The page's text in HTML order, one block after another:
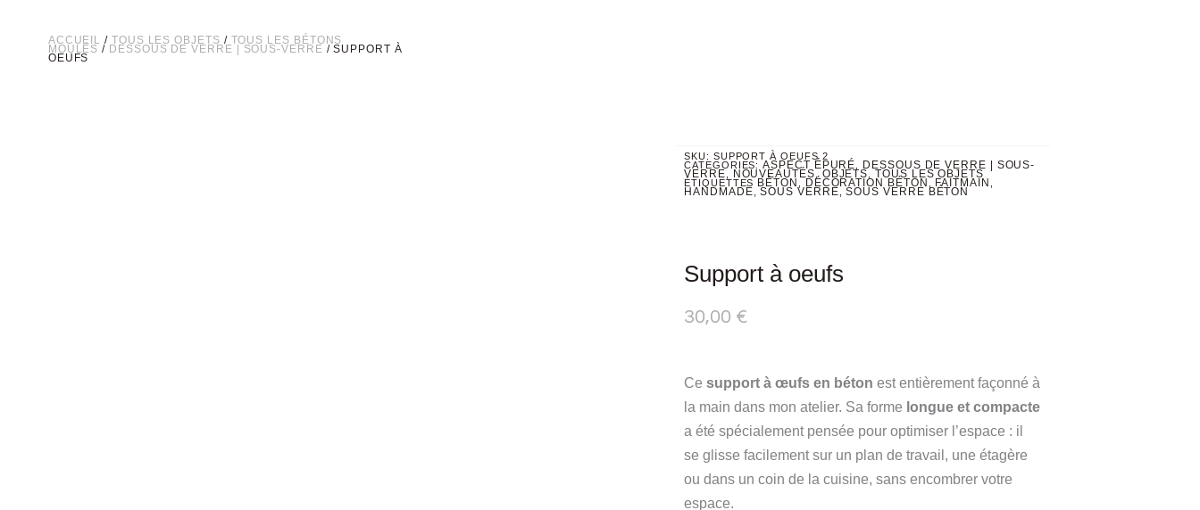
ACCUEIL / TOUS LES OBJETS / TOUS LES BÉTONS
MOULÉS / DESSOUS DE VERRE | SOUS-VERRE / SUPPORT À
OEUFS
SKU: SUPPORT À OEUFS 2
CATEGORIES: ASPECT ÉPURÉ DESSOUS DE VERRE | SOUS-
VERRE NOUVEAUTÉS , OBJETS ,TOUS LES OBJETS
ÉTIQUETTES BÉTON DÉCORATION BÉTON FAITMAIN
HANDMADE ,SOUS VERRE ,SOUS VERRE BÉTON
Support à oeufs
30,00 €
Cesupport à œufs en béton est entièrement façonné à
la main dans mon atelier. Sa forme longue et compacte
a été spécialement pensée pour optimiser l’espace : il
se glisse facilement sur un plan de travail, une étagère
ou dans un coin de la cuisine, sans encombrer votre
espace.